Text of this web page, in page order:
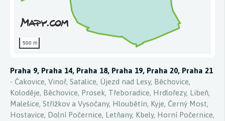
500 m
Praha 9, Praha 14, Praha 18, Praha 19, Praha 20, Praha 21
- Čakovice, Vinoř, Satalice, Újezd nad Lesy, Běchovice,
Koloděje, Běchovice, Prosek, Třeboradice, Hrdlořezy, Libeň,
Malešice, Střížkov a Vysočany, Hloubětín, Kyje, Černý Most,
Hostavice, Dolní Počernice, Letňany, Kbely, Horní Počernice,